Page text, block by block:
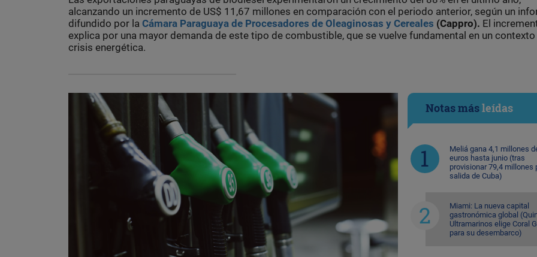
alcanzando un incremento de US$ 11,67 millones en comparación con el periodo anterior, según un
difundido por la Cámara Paraguaya de Procesadores de Oleaginosas y Cereales (Cappro). El
explica por una mayor demanda de este tipo de combustible, que se vuelve fundamental en un
crisis energética.
Notas másleídas
Meliá gana 4,1 millones
euros hasta junio (tras
provisionar 79,4 millones
salida de Cuba)
Miami: La nueva capital
gastronómica global
Ultramarinos elige Coral
para su desembarco)